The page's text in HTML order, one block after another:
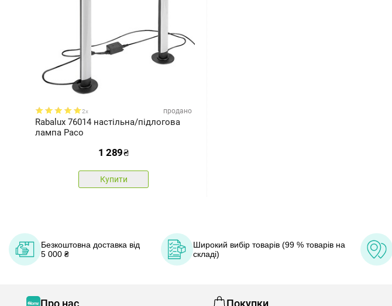
2x продано
Rabalux 76014 настільна/підлогова
лампа Paco
1 289₴
Купити
Безкоштовна доставка від
5 000 ₴
Широкий вибір товарів (99 % товарів на
складі)
Про нас Покупки